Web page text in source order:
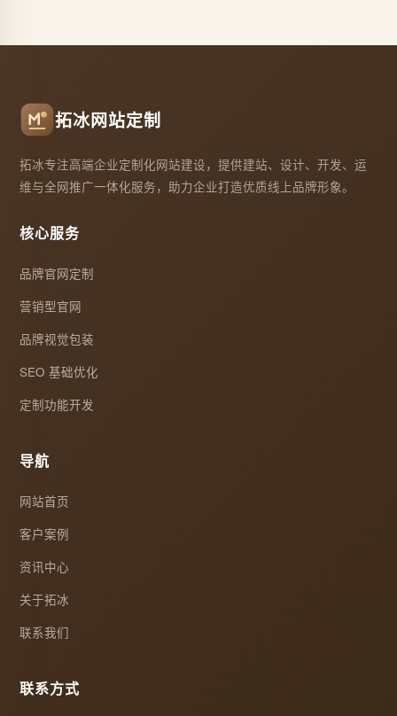
拓冰网站定制
拓冰专注高端企业定制化网站建设，提供建站、设计、开发、运
维与全网推广一体化服务，助力企业打造优质线上品牌形象。
核心服务
品牌官网定制
营销型官网
品牌视觉包装
SEO 基础优化
定制功能开发
导航
网站首页
客户案例
资讯中心
关于拓冰
联系我们
联系方式